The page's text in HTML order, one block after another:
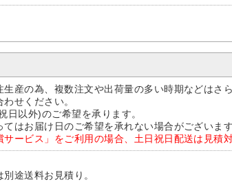
生産の為、複数注文や出荷量の多い時期などはさ
せください。
日以外)のご希望を承ります。
てはお届け日のご希望を承れない場合がございま
サービス」をご利用の場合、土日祝日配送は見積
途送料お見積り。